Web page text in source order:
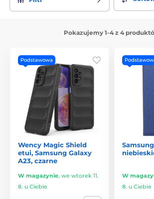
Pokazujemy 1-4 z 4
Podstawowa
Wency Magic Shield
etui, Samsung Galaxy
A23, czarne
W magazynie, we wtorek 11.
8. u Ciebie
W
8. u Ciebie